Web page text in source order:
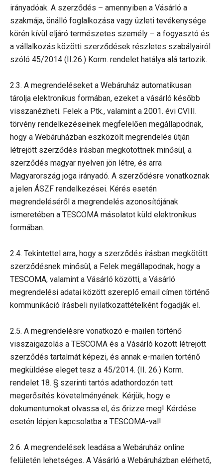
irányadóak. A szerződés – amennyiben a Vásárló a
szakmája, önálló foglalkozása vagy üzleti tevékenysége
körén kívül eljáró természetes személy – a fogyasztó és
a vállalkozás közötti szerződések részletes szabályairól
szóló 45/2014 (II.26.) Korm. rendelet hatálya alá tartozik.
2.3. A megrendeléseket a Webáruház automatikusan
tárolja elektronikus formában, ezeket a vásárló később
visszanézheti. Felek a Ptk., valamint a 2001. évi CVIII.
törvény rendelkezéseinek megfelelően megállapodnak,
hogy a Webáruházban eszközölt megrendelés útján
létrejött szerződés írásban megkötöttnek minősül, a
szerződés magyar nyelven jön létre, és arra
Magyarország joga irányadó. A szerződésre vonatkoznak
a jelen ÁSZF rendelkezései. Kérés esetén
megrendeléséről a megrendelés azonosítójának
ismeretében a TESCOMA másolatot küld elektronikus
formában.
2.4. Tekintettel arra, hogy a szerződés írásban megkötött
szerződésnek minősül, a Felek megállapodnak, hogy a
TESCOMA, valamint a Vásárló közötti, a Vásárló
megrendelési adatai között szereplő email címen történő
kommunikáció írásbeli nyilatkozattételként fogadják el.
2.5. A megrendelésre vonatkozó e-mailen történő
visszaigazolás a TESCOMA és a Vásárló között létrejött
szerződés tartalmát képezi, és annak e-mailen történő
megküldése eleget tesz a 45/2014. (II. 26.) Korm.
rendelet 18. § szerinti tartós adathordozón tett
megerősítés követelményének. Kérjük, hogy e
dokumentumokat olvassa el, és őrizze meg! Kérdése
esetén lépjen kapcsolatba a TESCOMA-val!
2.6. A megrendelések leadása a Webáruház online
felületén lehetséges. A Vásárló a Webáruházban elérhető,